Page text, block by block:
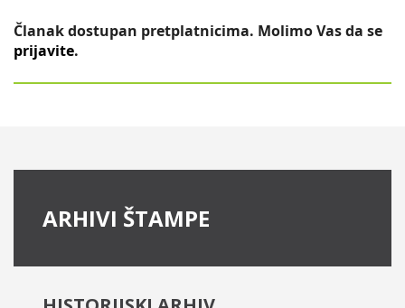
Članak dostupan pretplatnicima. Molimo Vas da se
prijavite.
ARHIVI ŠTAMPE